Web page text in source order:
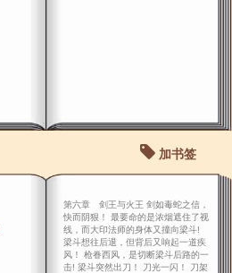
加书签
第六章 剑王与火王 剑如毒蛇之信，
快而阴狠！ 最要命的是浓烟遮住了视
线，而大印法师的身体又撞向梁斗!
梁斗想往后退，但背后又响起一道疾
风！ 枪眷西风，是切断梁斗后路的一
击! 梁斗突然出刀！ 刀光一闪！ 刀架